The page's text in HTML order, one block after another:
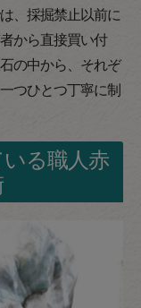
、採掘禁止以前に
から直接買い付
の中から、それぞ
つひとつ丁寧に制
る職人赤